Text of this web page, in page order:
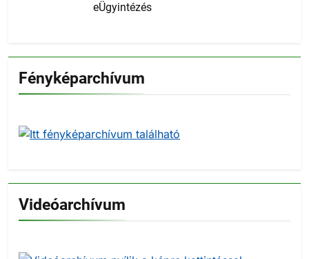
eÜgyintézés
Fényképarchívum
Videóarchívum